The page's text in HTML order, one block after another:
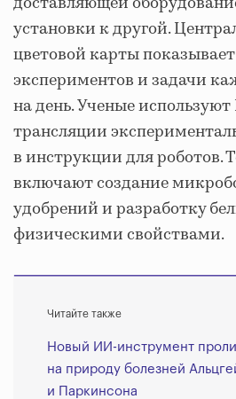
установки к другой.
цветовой карты
экспериментов и задачи
на день. Ученые
трансляции
в инструкции для роботов.
включают создание
удобрений и разработку
физическими свойствами.
Читайте также
Новый ИИ-инструмент
на природу болезней
и Паркинсона